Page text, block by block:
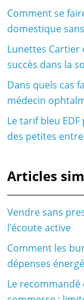
Comment se
domestique
Lunettes Cartier
succès dans la
Dans quels cas
médecin
Le tarif bleu
des petites
Articles
Vendre sans
l’écoute active
Comment les
dépenses
Le recommandé